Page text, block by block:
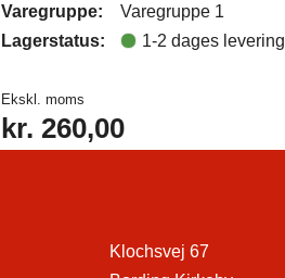
Varegruppe:
Varegruppe 1
Lagerstatus:
1-2 dages levering
Ekskl. moms
kr. 260,00
Klochsvej 67